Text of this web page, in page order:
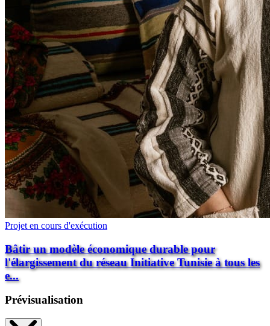
Projet en cours d'exécution
Bâtir un modèle économique durable pour
l'élargissement du réseau Initiative Tunisie à tous les
e...
Prévisualisation